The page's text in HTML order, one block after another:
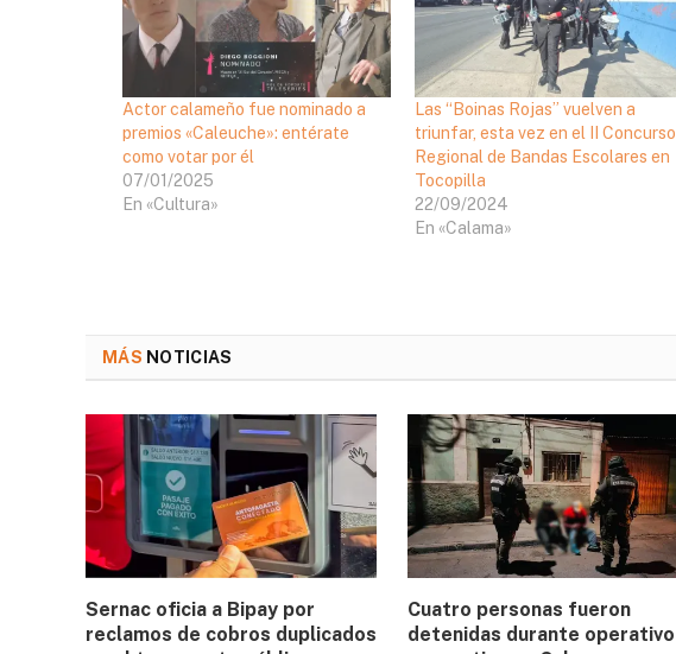
Actor calameño fue nominado a
premios «Caleuche»: entérate
como votar por él
07/01/2025
En «Cultura»
Las “Boinas Rojas” vuelven a
triunfar, esta vez en el II Concurso
Regional de Bandas Escolares en
Tocopilla
22/09/2024
En «Calama»
MÁS NOTICIAS
Sernac oficia a Bipay por
reclamos de cobros duplicados
Cuatro personas fueron
detenidas durante operativo